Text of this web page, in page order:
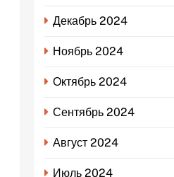
Декабрь 2024
Ноябрь 2024
Октябрь 2024
Сентябрь 2024
Август 2024
Июль 2024